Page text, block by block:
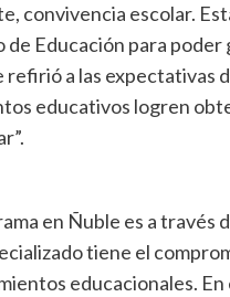
convivencia escolar.
Educación para poder
a las expectativas
educativos logren
en Ñuble es a través
tiene el
educacionales.